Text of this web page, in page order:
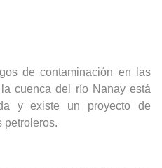
de contaminación en las
cuenca del río Nanay está
y existe un proyecto de
petroleros.